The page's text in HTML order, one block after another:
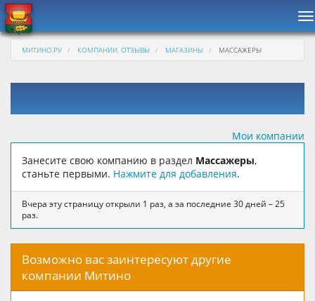
МИТИНО.РУ КОМПАНИИ, ОТЗЫВЫ МАГАЗИНЫ МАССАЖЕРЫ
Мои компании
Занесите свою компанию в раздел Массажеры,
станьте первыми. Нажмите для добавления.
Вчера эту страницу открыли 1 раз, а за последние 30 дней – 25
раз.
Возможно вас заинтересуют другие
компании Митино